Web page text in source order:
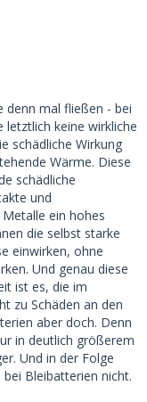
denn mal fließen - bei
letztlich keine wirkliche
schädliche Wirkung
Wärme. Diese
schädliche
und
ein hohes
die selbst starke
einwirken, ohne
Und genau diese
ist es, die im
zu Schäden an den
aber doch. Denn
in deutlich größerem
Und in der Folge
Bleibatterien nicht.